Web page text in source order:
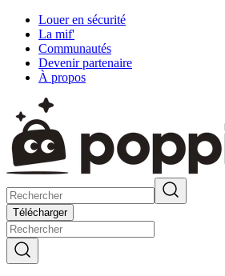
Louer en sécurité
La mif'
Communautés
Devenir partenaire
À propos
Télécharger